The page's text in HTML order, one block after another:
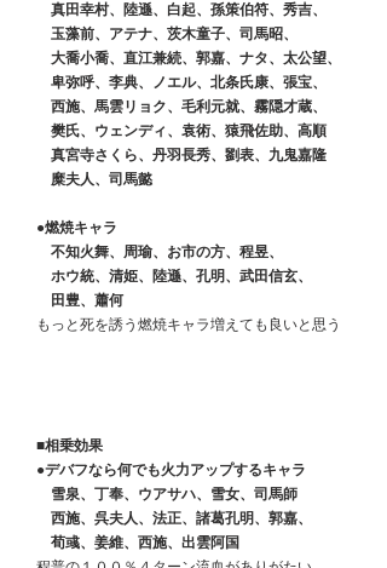
    　真田幸村、陸遜、白起、孫策伯符、秀吉、
    　玉藻前、アテナ、茨木童子、司馬昭、
大喬小喬、直江兼続、郭嘉、ナタ、太公望、
卑弥呼、李典、ノエル、北条氏康、張宝、
西施、馬雲リョク、毛利元就、霧隠才蔵、
樊氏、ウェンディ、袁術、猿飛佐助、高順
真宮寺さくら、丹羽長秀、劉表、九鬼嘉隆
糜夫人、司馬懿
●燃焼キャラ
不知火舞、周瑜、お市の方、程昱、
ホウ統、清姫、陸遜、孔明、武田信玄、
田豊、蕭何
もっと死を誘う燃焼キャラ増えても良いと思う
■相乗効果
●デバフなら何でも火力アップするキャラ
雪泉、丁奉、ウアサハ、雪女、司馬師
西施、呉夫人、法正、諸葛孔明、郭嘉、
荀彧、姜維、西施、出雲阿国